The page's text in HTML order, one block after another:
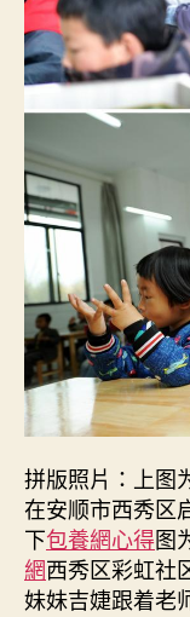
拼版照片：上图
在安顺市西秀区
下包養網心得图
網西秀区彩虹社
妹妹吉婕跟着老